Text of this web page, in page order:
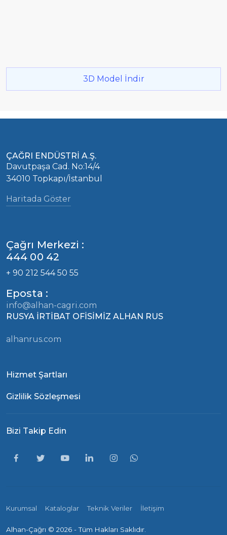
3D Model İndir
ÇAĞRI ENDÜSTRİ A.Ş.
Davutpaşa Cad. No:14/4
34010 Topkapı/İstanbul
Haritada Göster
Çağrı Merkezi :
444 00 42
+ 90 212 544 50 55
Eposta :
info@alhan-cagri.com
RUSYA İRTİBAT OFİSİMİZ ALHAN RUS
alhanrus.com
Hizmet Şartları
Gizlilik Sözleşmesi
Bizi Takip Edin
Kurumsal Kataloglar Teknik Veriler İletişim
Alhan-Çağrı © 2026 - Tüm Hakları Saklıdır.